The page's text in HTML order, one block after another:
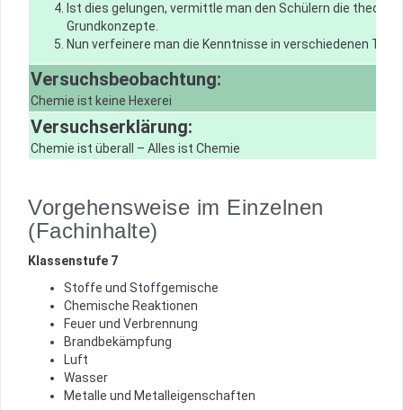
Ist dies gelungen, vermittle man den Schülern die
Grundkonzepte.
Nun verfeinere man die Kenntnisse in verschiedenen
Versuchsbeobachtung:
Chemie ist keine Hexerei
Versuchserklärung:
Chemie ist überall – Alles ist Chemie
Vorgehensweise im Einzelnen
(Fachinhalte)
Klassenstufe 7
Stoffe und Stoffgemische
Chemische Reaktionen
Feuer und Verbrennung
Brandbekämpfung
Luft
Wasser
Metalle und Metalleigenschaften